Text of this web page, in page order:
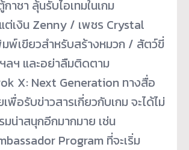
าชา ลุ้นรับไอเทมในเกม
ต่เงิน Zenny / เพชร Crystal
พ์เขียวสำหรับสร้างหมวก / สัตว์ขี่
ลฯ และอย่าลืมติดตาม
X: Next Generation ทางสื่อ
พื่อรับข่าวสารเกี่ยวกับเกม จะได้ไม่
น่าสนุกอีกมากมาย เช่น
Program ที่จะเริ่ม